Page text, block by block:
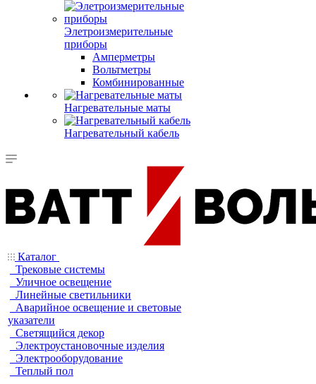
Элетроизмерительные
приборы
Амперметры
Вольтметры
Комбинированные
Нагревательные маты
Нагревательный кабель
Каталог
Трековые системы
Уличное освещение
Линейные светильники
Аварийное освещение и световые
указатели
Светящийся декор
Электроустановочные изделия
Электрооборудование
Теплый пол